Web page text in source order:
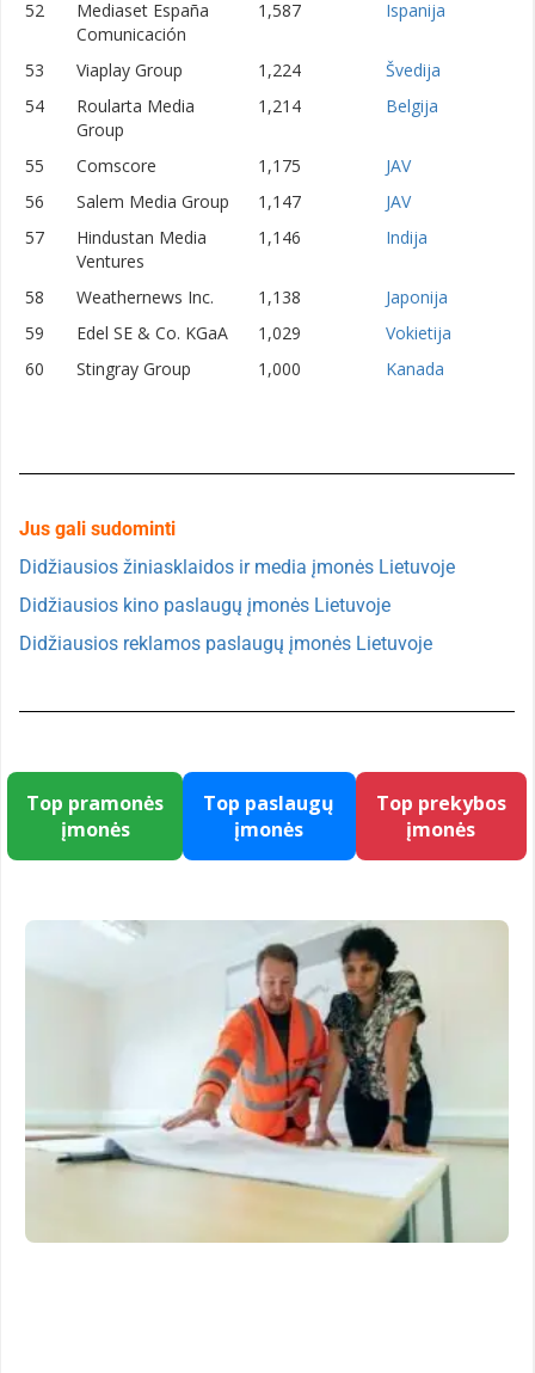
52
Mediaset España
Comunicación
1,587 Ispanija
53 Viaplay Group 1,224
Švedija
54
Roularta Media
Group
1,214 Belgija
55 Comscore 1,175
JAV
56
Salem Media Group 1,147
JAV
57
Hindustan Media
Ventures
1,146 Indija
58 Weathernews Inc. 1,138
Japonija
59
Edel SE & Co. KGaA 1,029
Vokietija
60
Stingray Group 1,000 Kanada
Jus gali sudominti
Didžiausios žiniasklaidos ir media įmonės Lietuvoje
Didžiausios kino paslaugų įmonės Lietuvoje
Didžiausios reklamos paslaugų įmonės Lietuvoje
Top pramonės
įmonės
Top paslaugų
įmonės
Top prekybos
įmonės